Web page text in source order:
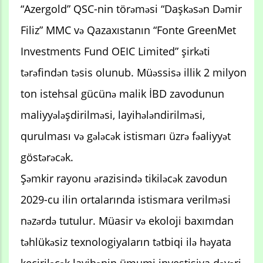
“Azergold” QSC-nin törəməsi “Daşkəsən Dəmir
Filiz” MMC və Qazaxıstanın “Fonte GreenMet
Investments Fund OEIC Limited” şirkəti
tərəfindən təsis olunub. Müəssisə illik 2 milyon
ton istehsal gücünə malik İBD zavodunun
maliyyələşdirilməsi, layihələndirilməsi,
qurulması və gələcək istismarı üzrə fəaliyyət
göstərəcək.
Şəmkir rayonu ərazisində tikiləcək zavodun
2029-cu ilin ortalarında istismara verilməsi
nəzərdə tutulur. Müasir və ekoloji baxımdan
təhlükəsiz texnologiyaların tətbiqi ilə həyata